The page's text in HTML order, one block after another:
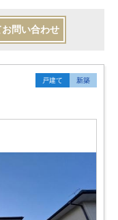
お問い合わせ
戸建て 新築